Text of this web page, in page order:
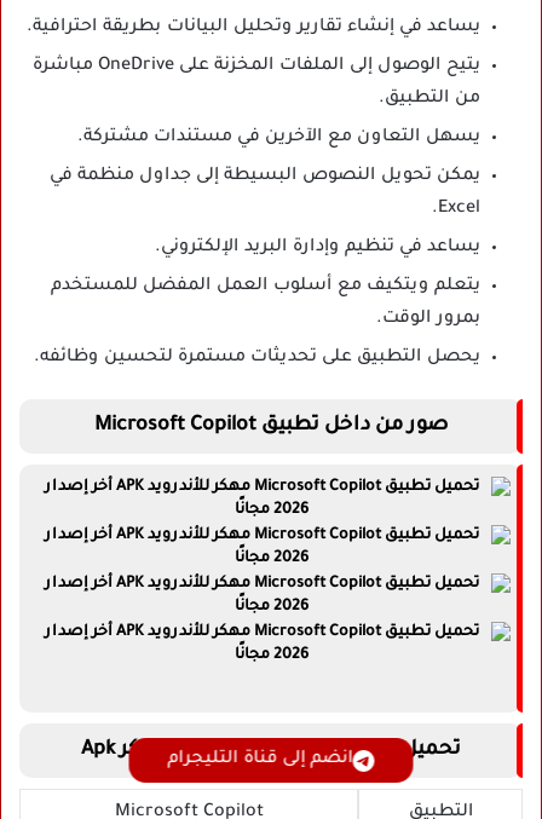
يساعد في إنشاء تقارير وتحليل البيانات بطريقة احترافية.
يتيح الوصول إلى الملفات المخزنة على OneDrive مباشرة
من التطبيق.
يسهل التعاون مع الآخرين في مستندات مشتركة.
يمكن تحويل النصوص البسيطة إلى جداول منظمة في
Excel.
يساعد في تنظيم وإدارة البريد الإلكتروني.
يتعلم ويتكيف مع أسلوب العمل المفضل للمستخدم
بمرور الوقت.
يحصل التطبيق على تحديثات مستمرة لتحسين وظائفه.
صور من داخل تطبيق Microsoft Copilot
تحميل تطبيق Microsoft Copilot مهكر Apk
التطبيق Microsoft Copilot
انضم إلى قناة التليجرام